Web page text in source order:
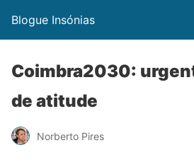
Blogue Insónias
Coimbra2030:
de atitude
Norberto Pires